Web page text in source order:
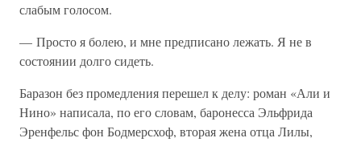
слабым голосом.
— Просто я болею, и мне предписано лежать. Я не в
состоянии долго сидеть.
Баразон без промедления перешел к делу: роман «Али и
Нино» написала, по его словам, баронесса Эльфрида
Эренфельс фон Бодмерсхоф, вторая жена отца Лилы,